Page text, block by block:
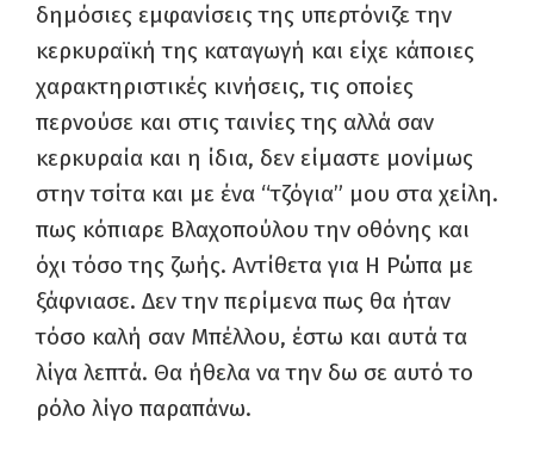
δημόσιες εμφανίσεις της υπερτόνιζε την
κερκυραϊκή της καταγωγή και είχε κάποιες
χαρακτηριστικές κινήσεις, τις οποίες
περνούσε και στις ταινίες της αλλά σαν
κερκυραία και η ίδια, δεν είμαστε μονίμως
στην τσίτα και με ένα “τζόγια” μου στα χείλη.
πως κόπιαρε Βλαχοπούλου την οθόνης και
όχι τόσο της ζωής. Αντίθετα για Η Ρώπα με
ξάφνιασε. Δεν την περίμενα πως θα ήταν
τόσο καλή σαν Μπέλλου, έστω και αυτά τα
λίγα λεπτά. Θα ήθελα να την δω σε αυτό το
ρόλο λίγο παραπάνω.